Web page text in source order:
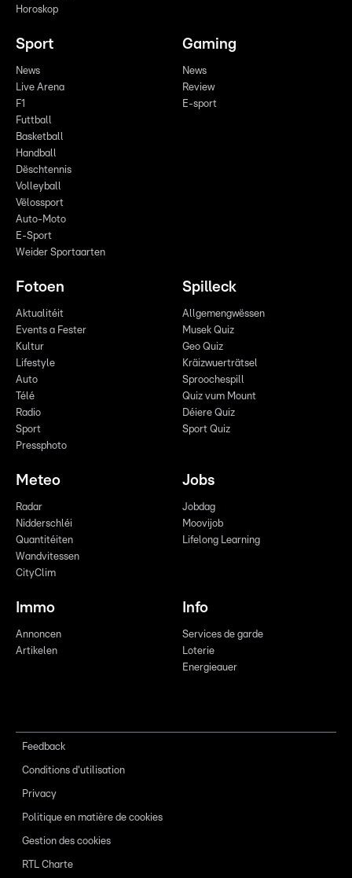
Horoskop
Sport
News
Live Arena
F1
Futtball
Basketball
Handball
Dëschtennis
Volleyball
Vëlossport
Auto-Moto
E-Sport
Weider Sportaarten
Gaming
News
Review
E-sport
Fotoen
Aktualitéit
Events a Fester
Kultur
Lifestyle
Auto
Télé
Radio
Sport
Pressphoto
Spilleck
Allgemengwëssen
Musek Quiz
Geo Quiz
Kräizwuerträtsel
Sproochespill
Quiz vum Mount
Déiere Quiz
Sport Quiz
Meteo
Radar
Nidderschléi
Quantitéiten
Wandvitessen
CityClim
Jobs
Jobdag
Moovijob
Lifelong Learning
Immo
Annoncen
Artikelen
Info
Services de garde
Loterie
Energieauer
Feedback
Conditions d'utilisation
Privacy
Politique en matière de cookies
Gestion des cookies
RTL Charte